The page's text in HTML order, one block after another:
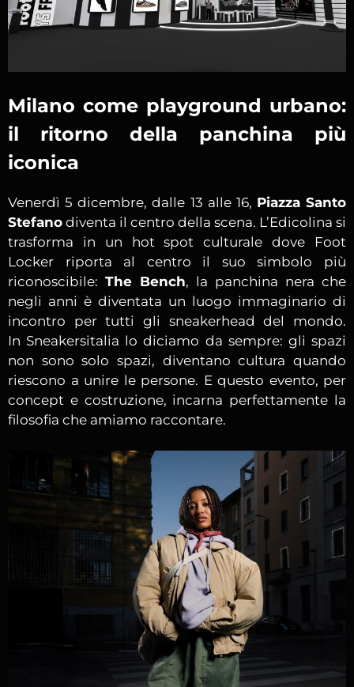
Milano come playground urbano:
il ritorno della panchina più
iconica
Venerdì 5 dicembre, dalle 13 alle 16, Piazza Santo
Stefano diventa il centro della scena. L’Edicolina si
trasforma in un hot spot culturale dove Foot
Locker riporta al centro il suo simbolo più
riconoscibile: The Bench, la panchina nera che
negli anni è diventata un luogo immaginario di
incontro per tutti gli sneakerhead del mondo.
In Sneakersitalia lo diciamo da sempre: gli spazi
non sono solo spazi, diventano cultura quando
riescono a unire le persone. E questo evento, per
concept e costruzione, incarna perfettamente la
filosofia che amiamo raccontare.